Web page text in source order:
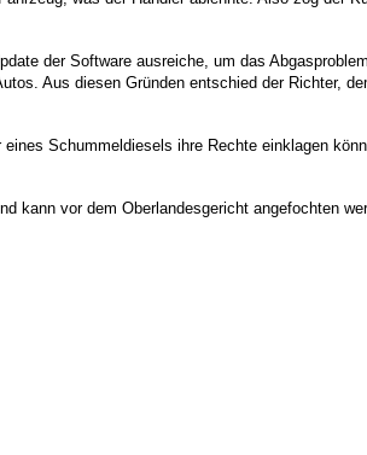
der Software ausreiche, um das
Aus diesen Gründen entschied der Richter,
Schummeldiesels ihre Rechte einklagen
kann vor dem Oberlandesgericht angefochten